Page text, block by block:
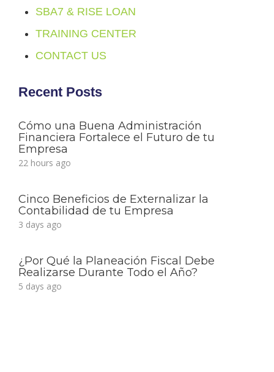
SBA7 & RISE LOAN
TRAINING CENTER
CONTACT US
Recent Posts
Cómo una Buena Administración
Financiera Fortalece el Futuro de tu
Empresa
22 hours ago
Cinco Beneficios de Externalizar la
Contabilidad de tu Empresa
3 days ago
¿Por Qué la Planeación Fiscal Debe
Realizarse Durante Todo el Año?
5 days ago